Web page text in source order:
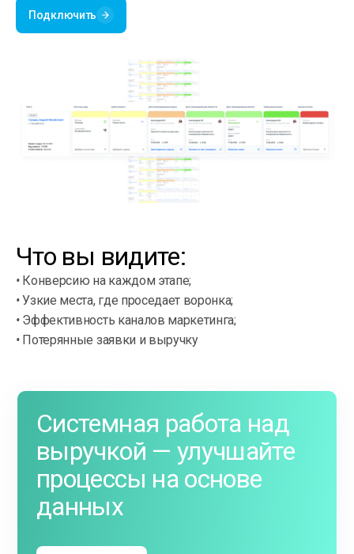
Подключить
Что вы видите:
•Конверсию на каждом этапе;
•Узкие места, где проседает воронка;
•Эффективность каналов маркетинга;
•Потерянные заявки и выручку
Системная работа над
выручкой — улучшайте
процессы на основе
данных